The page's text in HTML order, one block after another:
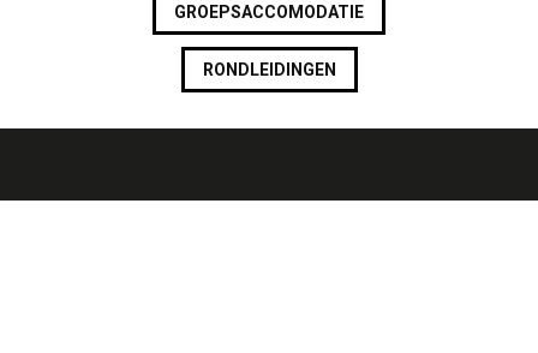
GROEPSACCOMODATIE
RONDLEIDINGEN